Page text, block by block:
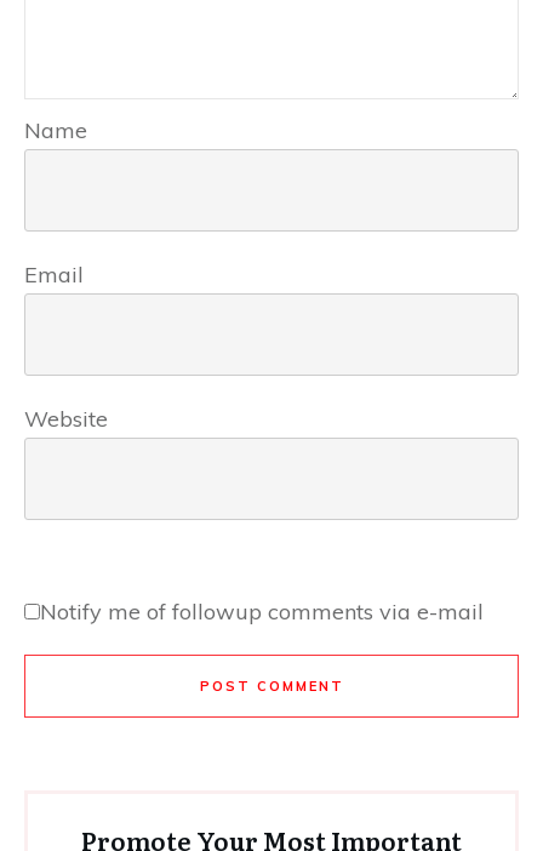
Name
Email
Website
Notify me of followup comments via e-mail
POST COMMENT
Promote Your Most Important